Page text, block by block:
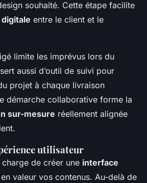
souhaité. Cette étape facilite
entre le client et le
limite les imprévus lors du
aussi d’outil de suivi pour
projet à chaque livraison
démarche collaborative forme la
sur-mesure réellement alignée
utilisateur
charge de créer une interface
valeur vos contenus. Au-delà de